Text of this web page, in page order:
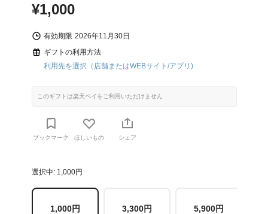
¥1,000
有効期限 2026年11月30日
ギフトの利用方法
利用先を選択（店舗またはWEBサイト/アプリ)
このギフトは楽天ペイをご利用いただけません
ブックマーク ほしいもの シェア
選択中: 1,000円
1,000円 3,300円 5,900円